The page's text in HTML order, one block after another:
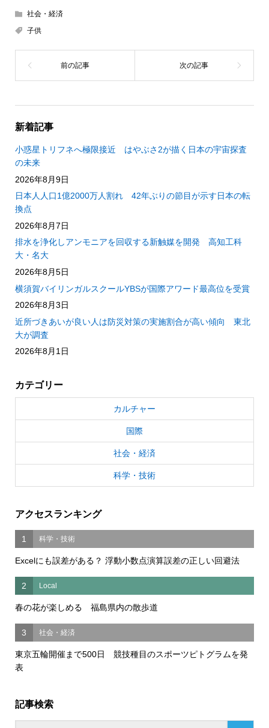
社会・経済
子供
新着記事
小惑星トリフネへ極限接近 はやぶさ2が描く日本の宇宙探査
の未来
2026年8月9日
日本人人口1億2000万人割れ 42年ぶりの節目が示す日本の転
換点
2026年8月7日
排水を浄化しアンモニアを回収する新触媒を開発 高知工科
大・名大
2026年8月5日
横須賀バイリンガルスクールYBSが国際アワード最高位を受賞
2026年8月3日
近所づきあいが良い人は防災対策の実施割合が高い傾向 東北
大が調査
2026年8月1日
カテゴリー
カルチャー
国際
社会・経済
科学・技術
アクセスランキング
1 科学・技術
Excelにも誤差がある？ 浮動小数点演算誤差の正しい回避法
2 Local
春の花が楽しめる 福島県内の散歩道
3 社会・経済
東京五輪開催まで500日 競技種目のスポーツピトグラムを発
表
記事検索